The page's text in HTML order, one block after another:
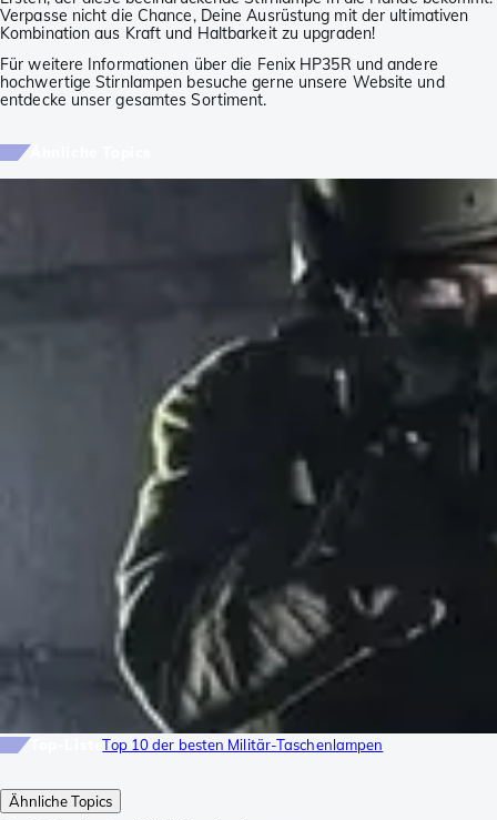
Ähnliche Topics
Verpasse nicht die Chance, Deine Ausrüstung mit der ultimativen
Kombination aus Kraft und Haltbarkeit zu upgraden!
Für weitere Informationen über die Fenix HP35R und andere
hochwertige Stirnlampen besuche gerne unsere Website und
entdecke unser gesamtes Sortiment.
Top-ListeTop 10 der besten Militär-Taschenlampen